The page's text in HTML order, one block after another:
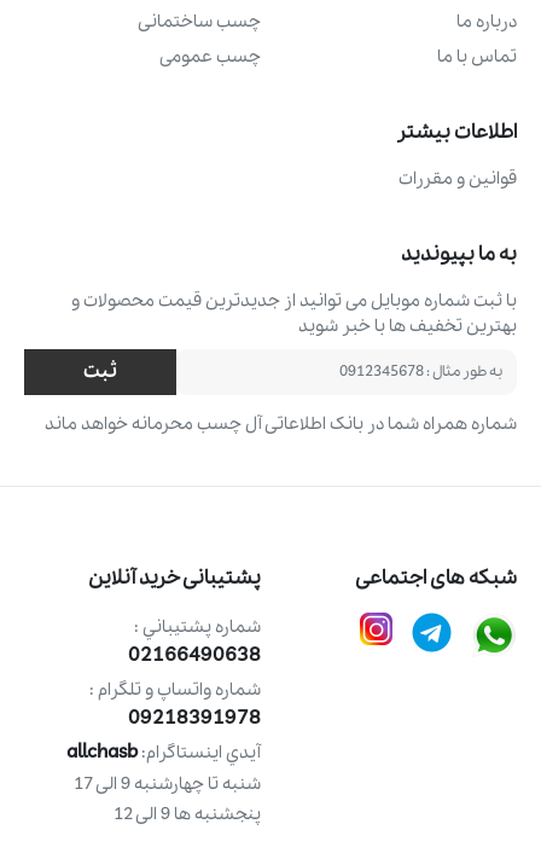
درباره ما
تماس با ما
چسب ساختمانی
چسب عمومی
اطلاعات بیشتر
قوانین و مقررات
به ما بپیوندید
با ثبت شماره موبایل می ‌توانید از جدیدترین قیمت محصولات و
بهترین تخفیف ‌ها با خبر شوید
ثبت
شماره همراه شما در بانک اطلاعاتی آل چسب محرمانه خواهد ماند
شبکه های اجتماعی پشتیبانی خرید آنلاین
شماره پشتيباني :
02166490638
شماره واتساپ و تلگرام :
09218391978
آيدي اينستاگرام:allchasb
شنبه تا چهارشنبه 9 الی 17
پنجشنبه ها 9 الی 12